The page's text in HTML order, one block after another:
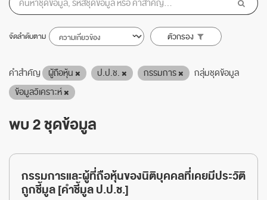
จัดลำดับตาม ตัวกรอง
คำสำคัญ ผู้ถือหุ้น ป.ป.ช. กรรมการ
กลุ่มชุดข้อมูล
ข้อมูลวิเคราะห์
พบ 2 ชุดข้อมูล
กรรมการและผู้ที่ถือหุ้นของนิติบุคคลที่เคยมีประวัติ
ถูกชี้มูล [คำชี้มูล ป.ป.ช.]